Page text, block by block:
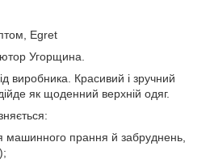
Egret
Угорщина.
виробника. Красивий і зручний
як щоденний верхній одяг.
машинного прання й забруднень,